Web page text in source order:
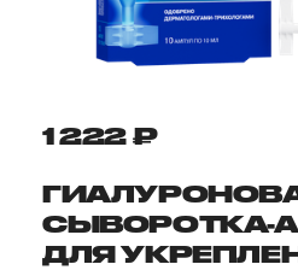
1 222 ₽
СЫВОРОТКА-
ДЛЯ